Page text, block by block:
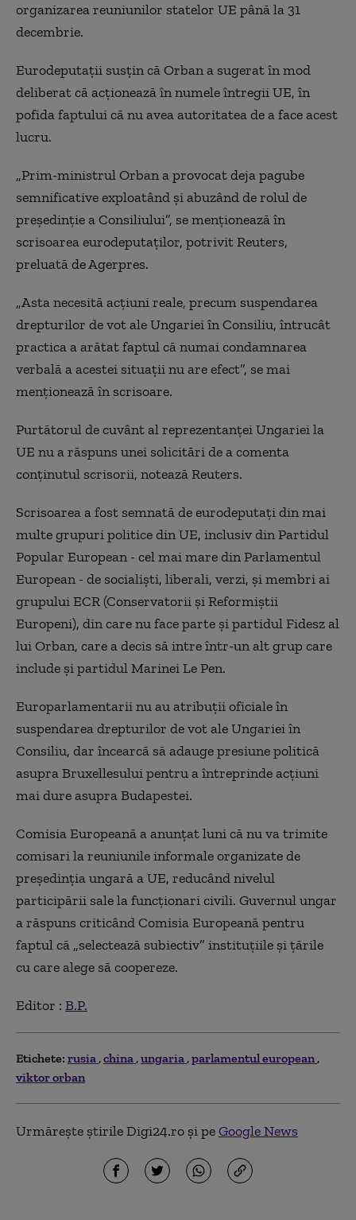
organizarea reuniunilor statelor UE până la 31
decembrie.
Eurodeputaţii susţin că Orban a sugerat în mod
deliberat că acţionează în numele întregii UE, în
pofida faptului că nu avea autoritatea de a face acest
lucru.
„Prim-ministrul Orban a provocat deja pagube
semnificative exploatând şi abuzând de rolul de
preşedinţie a Consiliului”, se menţionează în
scrisoarea eurodeputaților, potrivit Reuters,
preluată de Agerpres.
„Asta necesită acţiuni reale, precum suspendarea
drepturilor de vot ale Ungariei în Consiliu, întrucât
practica a arătat faptul că numai condamnarea
verbală a acestei situaţii nu are efect”, se mai
menţionează în scrisoare.
Purtătorul de cuvânt al reprezentanţei Ungariei la
UE nu a răspuns unei solicitări de a comenta
conţinutul scrisorii, notează Reuters.
Scrisoarea a fost semnată de eurodeputaţi din mai
multe grupuri politice din UE, inclusiv din Partidul
Popular European - cel mai mare din Parlamentul
European - de socialişti, liberali, verzi, şi membri ai
grupului ECR (Conservatorii şi Reformiştii
Europeni), din care nu face parte şi partidul Fidesz al
lui Orban, care a decis să intre într-un alt grup care
include şi partidul Marinei Le Pen.
Europarlamentarii nu au atribuţii oficiale în
suspendarea drepturilor de vot ale Ungariei în
Consiliu, dar încearcă să adauge presiune politică
asupra Bruxellesului pentru a întreprinde acţiuni
mai dure asupra Budapestei.
Comisia Europeană a anunţat luni că nu va trimite
comisari la reuniunile informale organizate de
preşedinţia ungară a UE, reducând nivelul
participării sale la funcţionari civili. Guvernul ungar
a răspuns criticând Comisia Europeană pentru
faptul că „selectează subiectiv” instituţiile şi ţările
cu care alege să coopereze.
Editor : B.P.
Etichete: rusia china ungaria parlamentul european
viktor orban
Urmărește știrile Digi24.ro și peGoogle News